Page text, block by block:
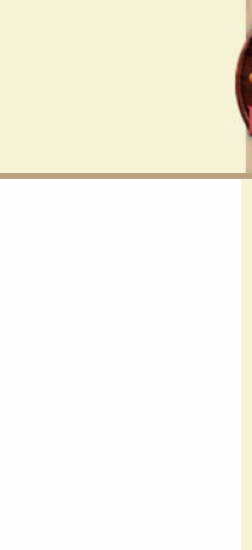
Panneau de gestion des